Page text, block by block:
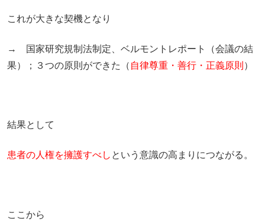
これが大きな契機となり
→ 国家研究規制法制定、ベルモントレポート（会議の結
果）；３つの原則ができた（ 自律尊重・善行・正義原則 ）
結果として
患者の人権を擁護すべし という意識の高まりにつながる。
ここから